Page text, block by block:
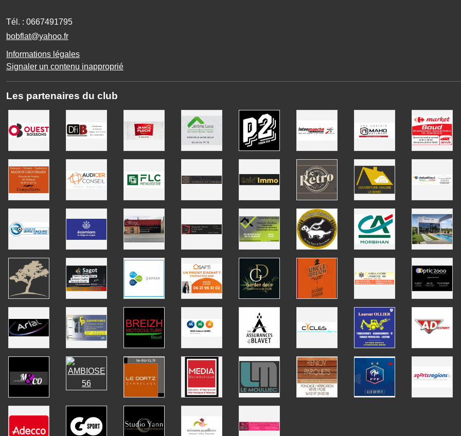
Tél. : 0667491795
bobflat@yahoo.fr
Informations légales
Signaler un contenu inapproprié
Les partenaires du club